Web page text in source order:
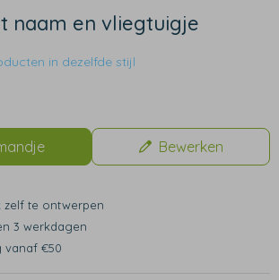
naam en vliegtuigje
in dezelfde stijl
Bewerken
zelf te ontwerpen
3 werkdagen
vanaf €50